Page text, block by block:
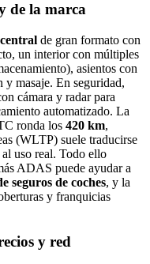
de la marca
de gran formato con
un interior con múltiples
asientos con
masaje. En seguridad,
cámara y radar para
automatizado. La
ronda los 420 km,
(WLTP) suele traducirse
al uso real. Todo ello
ADAS puede ayudar a
seguros de coches, y la
y franquicias
y red